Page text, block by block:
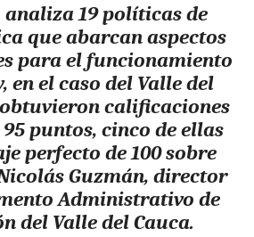
analiza 19 políticas de
que abarcan aspectos
para el funcionamiento
en el caso del Valle del
calificaciones
puntos, cinco de ellas
perfecto de 100 sobre
Guzmán, director
Administrativo de
del Valle del Cauca.